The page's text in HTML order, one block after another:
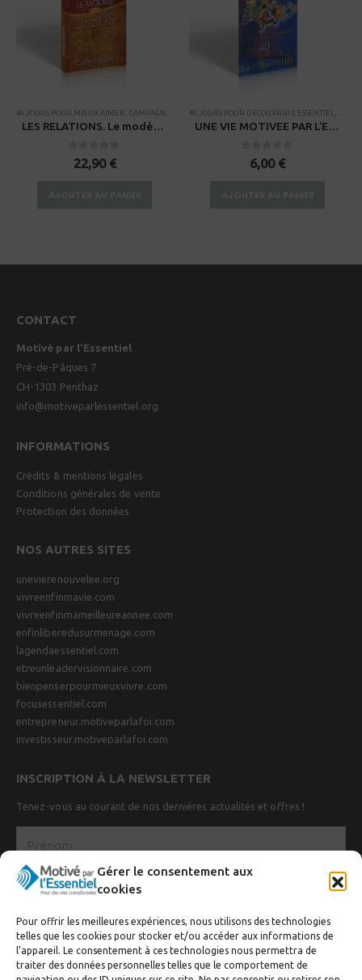
Gérer le consentement aux
cookies
Pour offrir les meilleures expériences, nous utilisons des technologies
telles que les cookies pour stocker et/ou accéder aux informations de
l’appareil. Le consentement à ces technologies nous permettra de
traiter des données personnelles telles que le comportement de
40 JOURS POUR MIEUX AIMER CAMPAGNES RESSOURCES POUR PETITS GROUPES,THÈMES
LES RELATIONS. Le modèle de Jésus – Version campagne
0sur 5
22,90 €
40 JOURS POUR DECOUVRIR L'ESSENTIEL
UNE VIE MOTIVEE PAR L’ESSENTIEL – pour ados
sur 5
6,00 €
CONTACT
Motivé par l’Essentiel
Pré-de-Pâques 7
CH-1303 Penthaz
info@motiveparlessentiel.org
INFORMATIONS
Crédits & mentions légales
Conditions générales de vente
Protection des données
NOS AUTRES SITES
unevierenouvelee.org
vivreenfinmavie.com
vivreenfinmameilleureannee.com
enfinliberedusurmenage.com
lagendaessentiel.com
etreunleadervisionnaire.com
bienpenserpourmieuxvivre.com
focusessentiel.com
entrepreneur.motiveparlafoi.com
investisseur.motiveparlafoi.com
INSCRIPTION À LA NEWSLETTER
Tenez-vous au courant de nos dernières actualités et offres !